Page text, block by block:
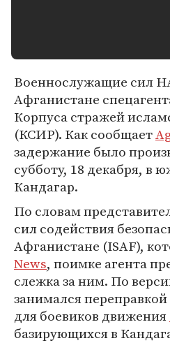
Военнослужащие сил
Афганистане
Корпуса стражей
(КСИР). Как сообщает
задержание было
субботу, 18 декабря, в
Кандагар.
По словам
сил содействия
Афганистане (ISAF),
News, поимке агента
слежка за ним. По
занимался
для боевиков движения
базирующихся в